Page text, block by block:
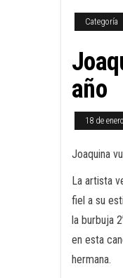
Categoría
año
18 de
Joaquina
La artista
fiel a su
la burbuja
en esta
hermana.